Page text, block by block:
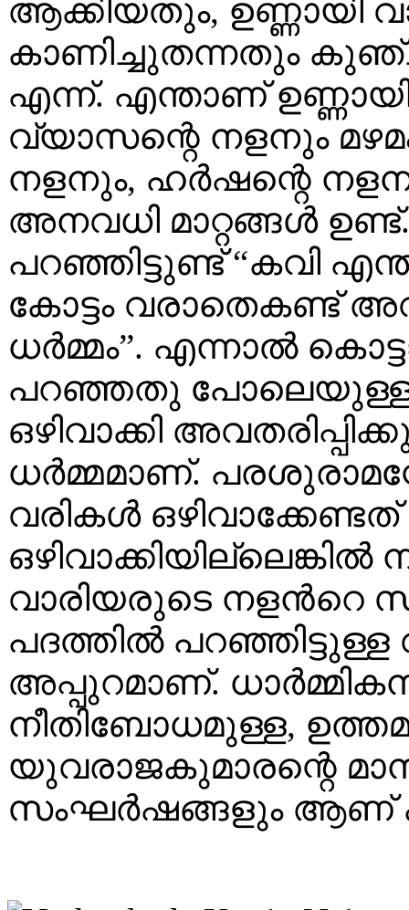
ആക്കിയതും, ഉണ്ണായി
കാണിച്ചുതന്നതും
എന്ന്. എന്താണ്
വ്യാസന്റെ നളനും
നളനും, ഹര്‍ഷന്റെ
അനവധി മാറ്റങ്ങള്‍
പറഞ്ഞിട്ടുണ്ട് “കവി
കോട്ടം വരാതെകണ്ട്
ധര്‍മ്മം”. എന്നാല്‍
പറഞ്ഞതു പോലെയുള്ള
ഒഴിവാക്കി
ധര്‍മ്മമാണ്.
വരികള്‍
വാരിയരുടെ നളന്‍റെ
പദത്തില്‍
അപ്പുറമാണ്.
നീതിബോധമുള്ള,
യുവരാജകുമാരന്റെ
സംഘര്‍ഷങ്ങളും ആണ്